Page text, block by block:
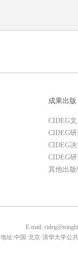
成果出版
CIDEG
CIDEG
CIDEG
CIDEG
其他出版
E-mail:
地址:中国·北京·清华大学公